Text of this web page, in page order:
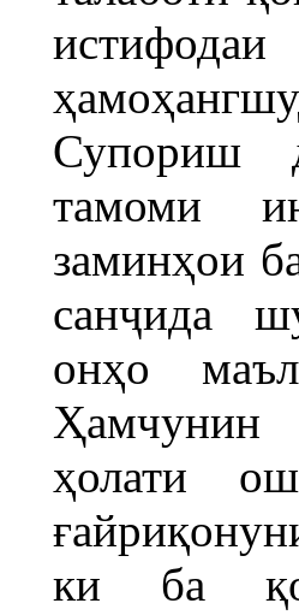
истифодаи
Супориш
тамоми
заминҳои
санҷида
онҳо
Ҳамчунин
ҳолати
ки ба